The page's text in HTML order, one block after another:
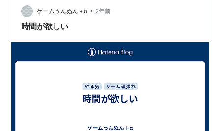
ランの方と入って数か月の私を 比較するのはしょうがな
いけれど、まったく同じレベルを求められても それは無
ゲームうんぬん＋α • 2年前
時間が欲しい